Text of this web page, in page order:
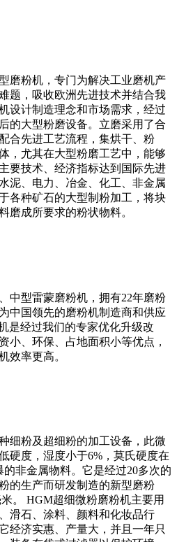
磨粉机，专门为解决工业磨机产
题，吸收欧洲先进技术并结合我
设计制造理念和市场需求，经过
的大型粉磨设备。立磨采用了合
合先进工艺流程，集烘干、粉
，尤其在大型粉磨工艺中，能够
要技术、经济指标达到国际先进
泥、电力、冶金、化工、非金属
各种矿石的大型制粉加工，将块
磨成所要求的粉状物料。
中型雷蒙磨粉机，拥有22年磨粉
中国领先的磨粉机制造商和供应
是经过我们的专家优化升级改
小、环保、占地面积小等优点，
效率更高。
细粉及超细粉的加工设备，此微
硬度，湿度小于6%，莫氏硬度在
非金属物料。它是经过20多次的
的生产而研发制造的新型磨粉
。 HGM超细微粉磨粉机主要用
滑石、涂料、颜料和化妆品行
经济实惠、产量大，并且一年只